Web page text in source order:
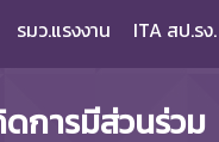
รมว.แรงงาน ITA สป.รง.
ดการมีส่วนร่วม